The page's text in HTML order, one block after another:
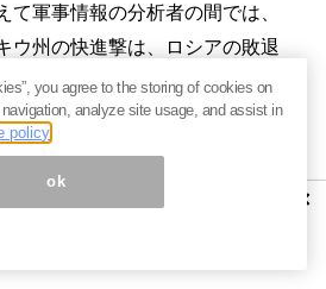
て軍事情報の分析者の間では、
ウ州の快進撃は、ロシアの敗退
ではなく、ウクライナのバルジ
う見方も出ている。
年1月に、ベルギー南東部の
れたドイツ軍とアメリカ軍を主
闘のことだ。
×
you agree to the storing of cookies on
analyze site usage, and assist in
policy
ok